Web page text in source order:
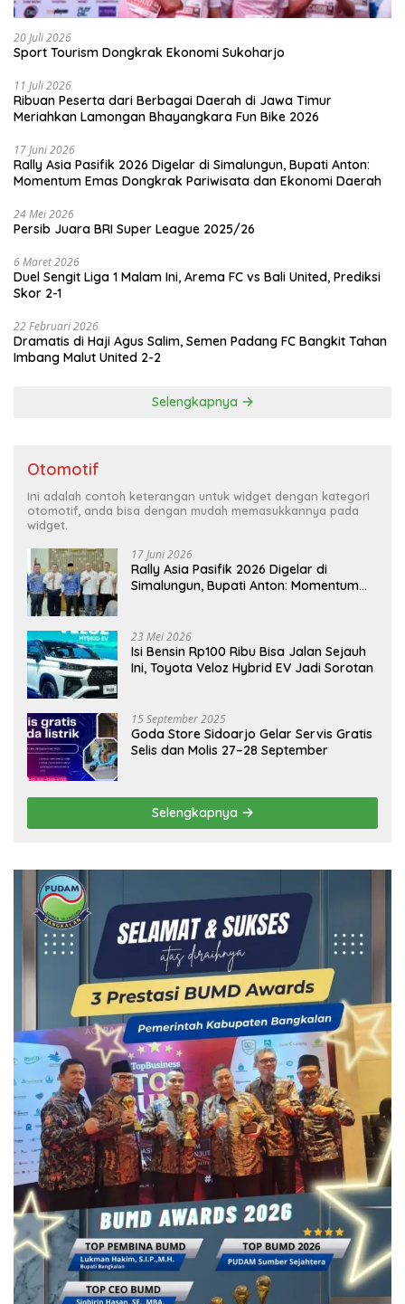
20 Juli 2026
Sport Tourism Dongkrak Ekonomi Sukoharjo
11 Juli 2026
Ribuan Peserta dari Berbagai Daerah di Jawa Timur
Meriahkan Lamongan Bhayangkara Fun Bike 2026
17 Juni 2026
Rally Asia Pasifik 2026 Digelar di Simalungun, Bupati Anton:
Momentum Emas Dongkrak Pariwisata dan Ekonomi Daerah
24 Mei 2026
Persib Juara BRI Super League 2025/26
6 Maret 2026
Duel Sengit Liga 1 Malam Ini, Arema FC vs Bali United, Prediksi
Skor 2-1
22 Februari 2026
Dramatis di Haji Agus Salim, Semen Padang FC Bangkit Tahan
Imbang Malut United 2-2
Selengkapnya
Otomotif
Ini adalah contoh keterangan untuk widget dengan kategori
otomotif, anda bisa dengan mudah memasukkannya pada
widget.
17 Juni 2026
Rally Asia Pasifik 2026 Digelar di
Simalungun, Bupati Anton: Momentum
23 Mei 2026
Isi Bensin Rp100 Ribu Bisa Jalan Sejauh
Ini, Toyota Veloz Hybrid EV Jadi Sorotan
15 September 2025
Goda Store Sidoarjo Gelar Servis Gratis
Selis dan Molis 27–28 September
Selengkapnya